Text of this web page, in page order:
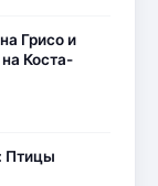
Грисо и
Коста-
Птицы